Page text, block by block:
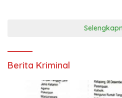
Berita Kriminal